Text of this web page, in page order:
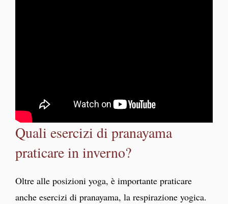
Quali esercizi di pranayama
praticare in inverno?
Oltre alle posizioni yoga, è importante praticare
anche esercizi di pranayama, la respirazione yogica.